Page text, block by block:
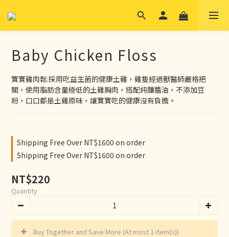
Baby Chicken Floss
寶寶雞肉鬆:採用吃益生菌的健康土雞，雞隻經過獸醫師嚴格把
關，使用脂肪含量極低的土雞胸肉，搭配純釀醬油，不添加豆
粉，口口都是土雞原味，讓寶寶吃的健康沒有負擔。
Shipping Free Over NT$1600 on order
Shipping Free Over NT$1600 on order
NT$220
Quantity
Buy Together and Save More (At most 1 item(s))